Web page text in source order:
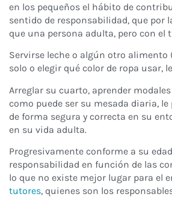
en los pequeños el hábito de
sentido de responsabilidad, que por
que una persona adulta, pero con el
Servirse leche o algún otro
solo o elegir qué color de ropa usar,
Arreglar su cuarto, aprender
como puede ser su mesada diaria,
de forma segura y correcta en su
en su vida adulta.
Progresivamente conforme a su
responsabilidad en función de las
lo que no existe mejor lugar para el
tutores, quienes son los